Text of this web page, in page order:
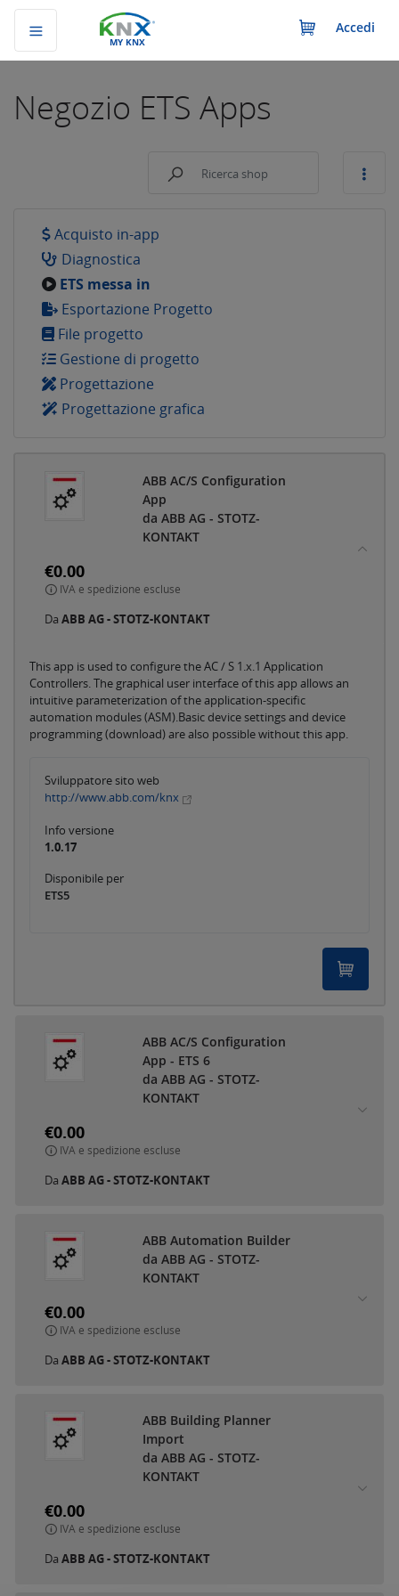
MY KNX
Accedi
Negozio ETS Apps
Acquisto in-app
Diagnostica
ETS messa in
Esportazione Progetto
File progetto
Gestione di progetto
Progettazione
Progettazione grafica
ABB AC/S Configuration
App
da ABB AG - STOTZ-
KONTAKT
€0.00
IVA e spedizione escluse
Da ABB AG - STOTZ-KONTAKT
This app is used to configure the AC / S 1.x.1 Application
Controllers. The graphical user interface of this app allows an
intuitive parameterization of the application-specific
automation modules (ASM).Basic device settings and device
programming (download) are also possible without this app.
Sviluppatore sito web
http://www.abb.com/knx
Info versione
1.0.17
Disponibile per
ETS5
ABB AC/S Configuration
App - ETS 6
da ABB AG - STOTZ-
KONTAKT
€0.00
IVA e spedizione escluse
Da ABB AG - STOTZ-KONTAKT
ABB Automation Builder
da ABB AG - STOTZ-
KONTAKT
€0.00
IVA e spedizione escluse
Da ABB AG - STOTZ-KONTAKT
ABB Building Planner
Import
da ABB AG - STOTZ-
KONTAKT
€0.00
IVA e spedizione escluse
Da ABB AG - STOTZ-KONTAKT